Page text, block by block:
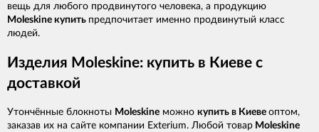
вещь для любого продвинутого человека, а продукцию
Moleskine купить предпочитает именно продвинутый класс
людей.
Изделия Moleskine: купить в Киеве с
доставкой
Утончённые блокноты Moleskine можно купить в Киеве оптом,
заказав их на сайте компании Exterium. Любой товар Moleskine